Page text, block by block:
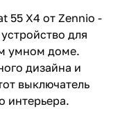
55 X4 от Zennio -
для
умном доме.
дизайна и
выключатель
интерьера.